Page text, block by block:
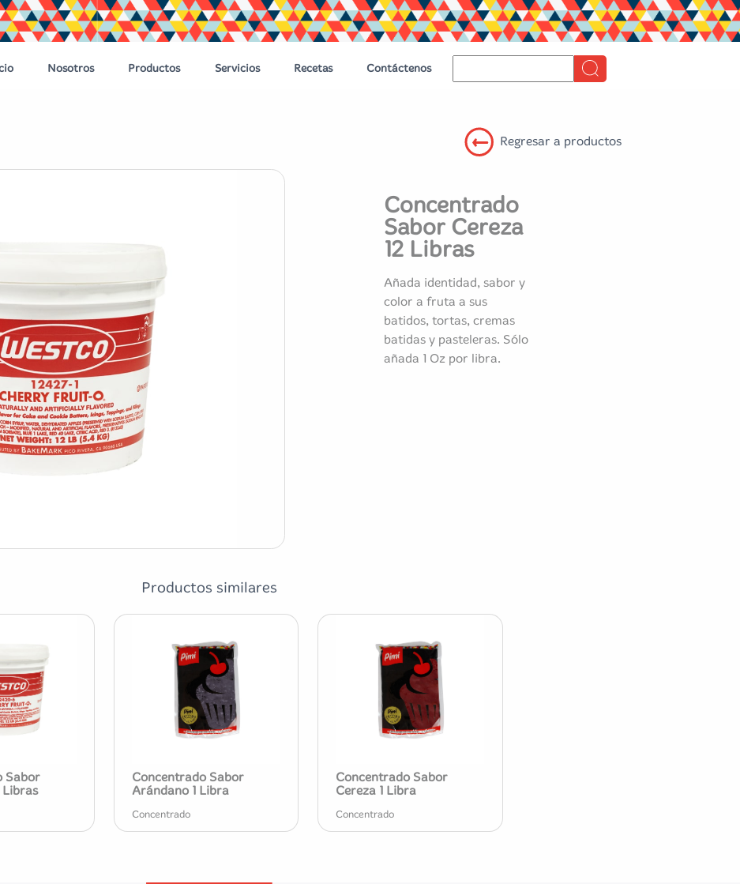
Nosotros Productos Servicios Recetas Contáctenos
Regresar a productos
Concentrado
Sabor Cereza
12 Libras
Añada identidad, sabor y
color a fruta a sus
batidos, tortas, cremas
batidas y pasteleras. Sólo
añada 1 Oz por libra.
Productos similares
Sabor
Libras
Concentrado Sabor
Arándano 1 Libra
Concentrado
Concentrado Sabor
Cereza 1 Libra
Concentrado